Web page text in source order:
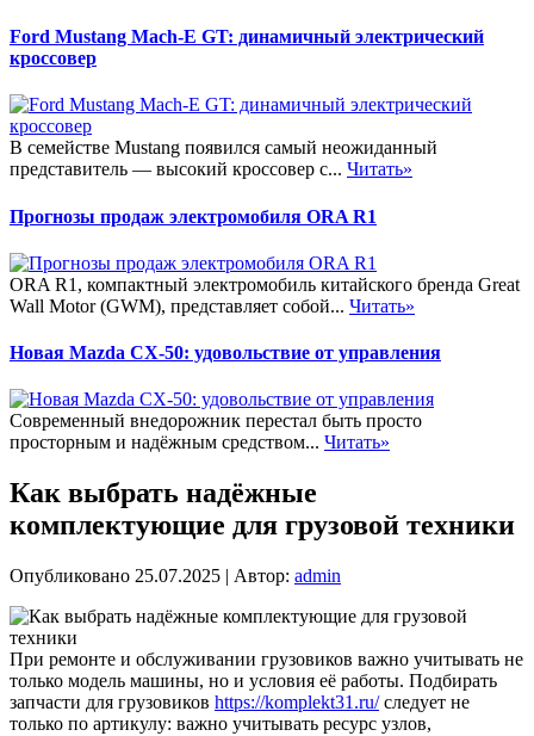
Ford Mustang Mach-E GT: динамичный электрический
кроссовер
В семействе Mustang появился самый неожиданный
представитель — высокий кроссовер с... Читать»
Прогнозы продаж электромобиля ORA R1
ORA R1, компактный электромобиль китайского бренда Great
Wall Motor (GWM), представляет собой... Читать»
Новая Mazda CX-50: удовольствие от управления
Современный внедорожник перестал быть просто
просторным и надёжным средством... Читать»
Как выбрать надёжные
комплектующие для грузовой техники
Опубликовано 25.07.2025 | Автор: admin
При ремонте и обслуживании грузовиков важно учитывать не
только модель машины, но и условия её работы. Подбирать
запчасти для грузовиков https://komplekt31.ru/следует не
только по артикулу: важно учитывать ресурс узлов,